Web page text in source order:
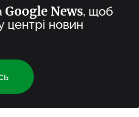
Google News, щоб
центрі новин